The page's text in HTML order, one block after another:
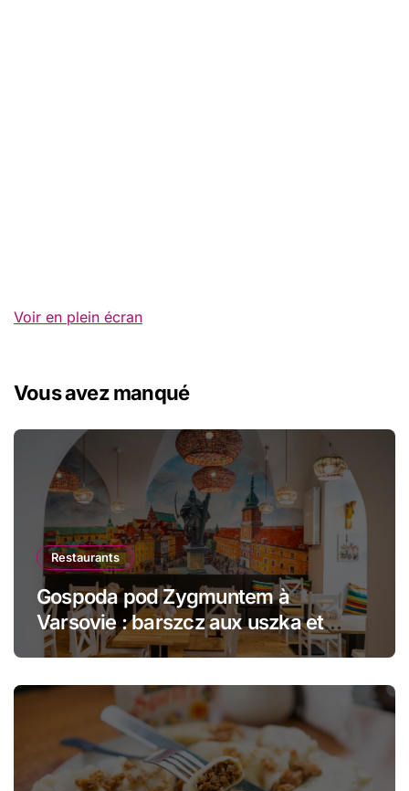
Voir en plein écran
Vous avez manqué
Restaurants
Gospoda pod Zygmuntem à
Varsovie : barszcz aux uszka et
pierogi face au Château Royal